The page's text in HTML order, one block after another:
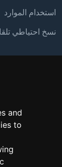
and
to
استخدام الموارد
نسخ احتياطي
الأسئلة الشائعة